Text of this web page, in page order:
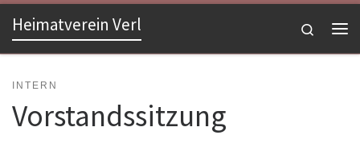
Zum Inhalt springen
Heimatverein Verl
Search
INTERN
Vorstandssitzung